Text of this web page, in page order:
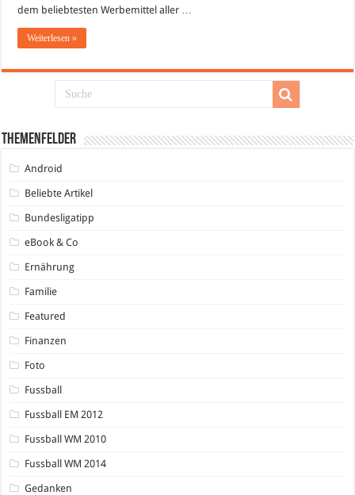
dem beliebtesten Werbemittel aller …
Weiterlesen »
Themenfelder
Android
Beliebte Artikel
Bundesligatipp
eBook & Co
Ernährung
Familie
Featured
Finanzen
Foto
Fussball
Fussball EM 2012
Fussball WM 2010
Fussball WM 2014
Gedanken